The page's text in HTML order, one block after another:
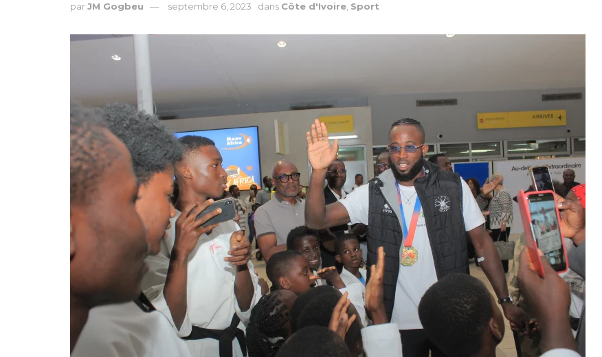
parJM Gogbeu septembre 6, 2023 dans Côte d'Ivoire Sport